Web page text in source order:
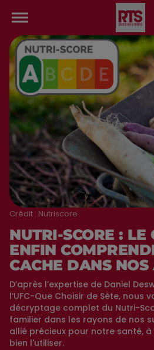
Crédit : Nutriscore
NUTRI-SCORE : LE
ENFIN
CACHE DANS NOS
D’après l’expertise de Daniel
l’UFC-Que Choisir de Sète, nous
décryptage complet du Nutri-
familier dans les rayons de nos
allié précieux pour notre santé,
bien l'utiliser.